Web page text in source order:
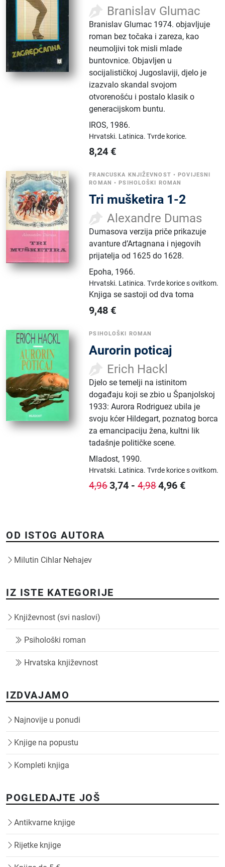
Branislav Glumac
Branislav Glumac 1974. objavljuje
roman bez točaka i zareza, kao
neumoljivi tok misli mlade
buntovnice. Objavljen u
socijalističkoj Jugoslaviji, djelo je
izazvalo skandal svojom
otvorenošću i postalo klasik o
generacijskom buntu.
IROS, 1986.
Hrvatski. Latinica.Tvrde korice.
8,24 €
FRANCUSKA KNJIŽEVNOST •POVIJESNI
ROMAN •PSIHOLOŠKI ROMAN
Tri mušketira 1-2
Alexandre Dumas
Dumasova verzija priče prikazuje
avanture d’Artagnana i njegovih
prijatelja od 1625 do 1628.
Epoha, 1966.
Hrvatski. Latinica.Tvrde korice s ovitkom.
Knjiga se sastoji od dva toma
9,48 €
PSIHOLOŠKI ROMAN
Aurorin poticaj
Erich Hackl
Djelo se temelji na istinitom
događaju koji se zbio u Španjolskoj
1933: Aurora Rodriguez ubila je
svoju kćer Hildegart, poznatog borca
za emancipaciju žena, kultni lik
tadašnje političke scene.
Mladost, 1990.
Hrvatski. Latinica.Tvrde korice s ovitkom.
4,963,74 -4,984,96 €
OD ISTOG AUTORA
Milutin Cihlar Nehajev
IZ ISTE KATEGORIJE
Književnost (svi naslovi)
Psihološki roman
Hrvatska književnost
IZDVAJAMO
Najnovije u ponudi
Knjige na popustu
Kompleti knjiga
POGLEDAJTE JOŠ
Antikvarne knjige
Rijetke knjige